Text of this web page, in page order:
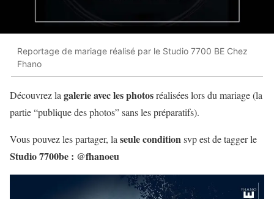
Reportage de mariage réalisé par le Studio 7700 BE Chez
Fhano
Découvrez la galerie avec les photosréalisées lors du mariage (la
partie “publique des photos” sans les préparatifs).
Vous pouvez les partager, la seule conditionsvp est de tagger le
Studio 7700be : @fhanoeu